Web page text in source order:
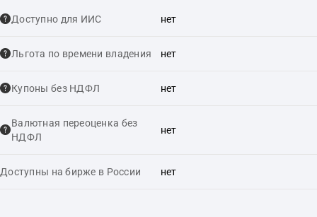
Доступно для ИИС нет
Льгота по времени владения нет
Купоны без НДФЛ нет
Валютная переоценка без
НДФЛ
нет
Доступны на бирже в России нет